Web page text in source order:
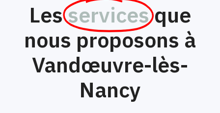
Lesservices que
nous proposons à
Vandœuvre-lès-
Nancy